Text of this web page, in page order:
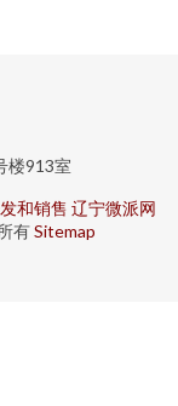
楼913室
和销售 辽宁微派网
有Sitemap